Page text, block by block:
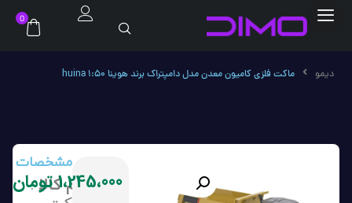
0
دیمو ماکت فلزی کامیون معدن مدل دامپتراک برند هوینا huina 1:50
مشخصات
نام کالا:
1،245،000 تومان